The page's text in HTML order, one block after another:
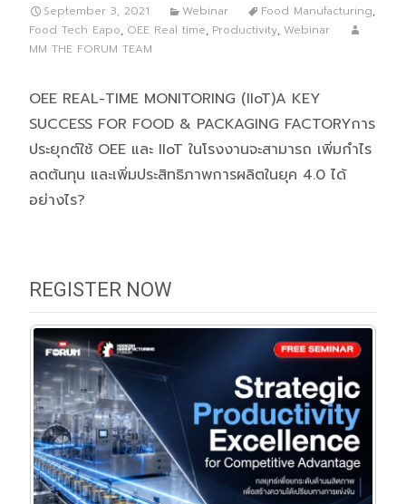
September 3, 2021 Webinar Food Manufacturing,
Food Tech Eapo, OEE Real time, Productivity, Webinar
MM THE FORUM TEAM
OEE REAL-TIME MONITORING (IIoT)A KEY
SUCCESS FOR FOOD & PACKAGING FACTORYการ
ประยุกต์ใช้ OEE และ IIoT ในโรงงานจะสามารถ เพิ่มกำไร
ลดต้นทุน และเพิ่มประสิทธิภาพการผลิตในยุค 4.0 ได้
อย่างไร?
REGISTER NOW